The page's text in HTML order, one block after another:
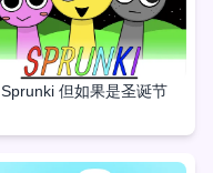
Sprunki 但如果是圣诞节